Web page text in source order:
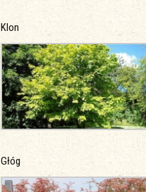
Klon
Głóg